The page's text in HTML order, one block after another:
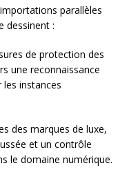
parallèles
dessinent :
de protection des
une reconnaissance
instances
des marques de luxe,
et un contrôle
le domaine numérique.